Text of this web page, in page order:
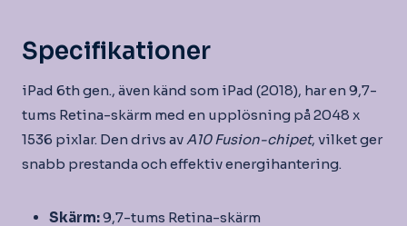
Specifikationer
iPad 6th gen., även känd som iPad (2018), har en 9,7-
tums Retina-skärm med en upplösning på 2048 x
1536 pixlar. Den drivs avA10 Fusion-chipet, vilket ger
snabb prestanda och effektiv energihantering.
Skärm:9,7-tums Retina-skärm